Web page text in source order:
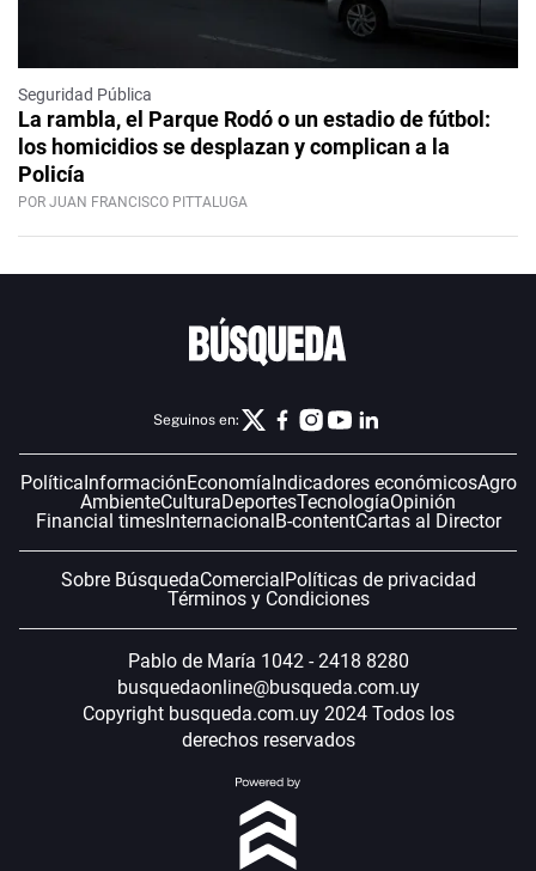
Seguridad Pública
La rambla, el Parque Rodó o un estadio de fútbol:
los homicidios se desplazan y complican a la
Policía
POR JUAN FRANCISCO PITTALUGA
Seguinos en:
Política InformaciónEconomía Indicadores económicosAgro
AmbienteCulturaDeportesTecnologíaOpinión
Financial timesInternacional B-contentCartas al Director
Sobre BúsquedaComercial Políticas de privacidad
Términos y Condiciones
Pablo de María 1042 - 2418 8280
busquedaonline@busqueda.com.uy
Copyright busqueda.com.uy 2024 Todos los
derechos reservados